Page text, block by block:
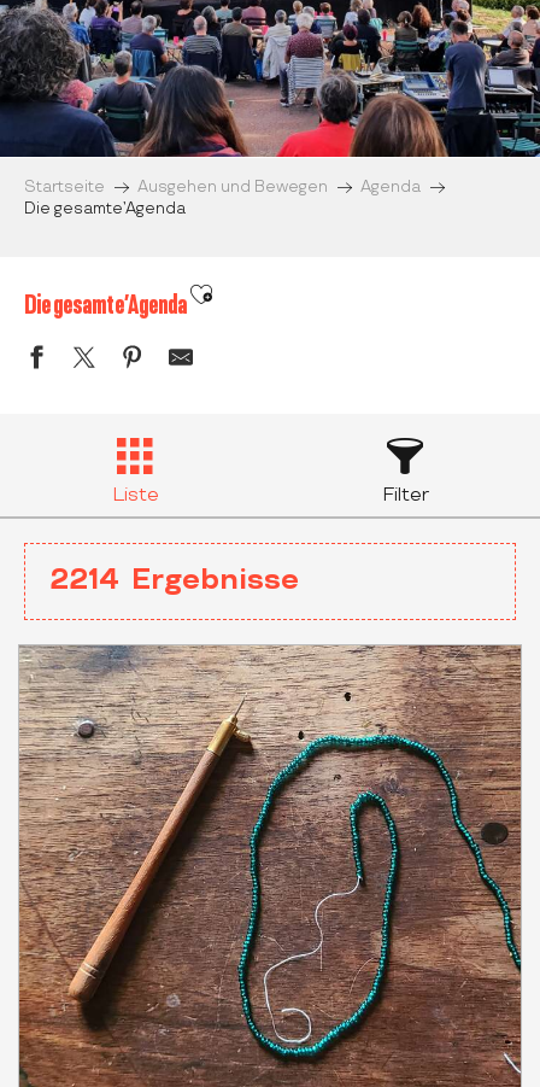
Startseite Ausgehen und Bewegen
Agenda
Die gesamte’Agenda
Die gesamte’AgendaAjouter aux favoris
Liste Filter
2214 Ergebnisse